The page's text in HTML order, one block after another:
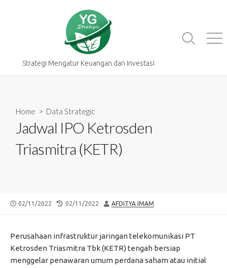
Strategi Mengatur Keuangan dan Investasi
Search
Home > Data Strategic
Jadwal IPO Ketrosden
Triasmitra (KETR)
PUBLISHED
02/11/2022
LAST
02/11/2022 AUTHOR
AFDITYA IMAM
Perusahaan infrastruktur jaringan telekomunikasi PT
Ketrosden Triasmitra Tbk (KETR) tengah bersiap
menggelar penawaran umum perdana saham atau initial